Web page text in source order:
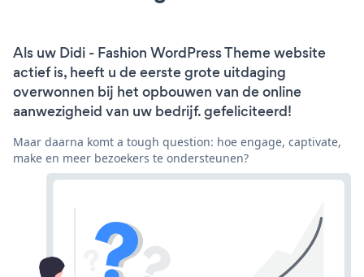
Als uw Didi - Fashion WordPress Theme website
actief is, heeft u de eerste grote uitdaging
overwonnen bij het opbouwen van de online
aanwezigheid van uw bedrijf. gefeliciteerd!
Maar daarna komt a tough question: hoe engage, captivate,
make en meer bezoekers te ondersteunen?